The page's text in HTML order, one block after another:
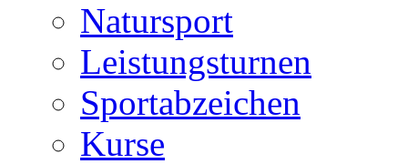
Natursport
Leistungsturnen
Sportabzeichen
Kurse